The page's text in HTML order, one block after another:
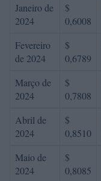
Janeiro de
2024
$
0,6008
Fevereiro
de 2024
$
0,6789
Março de
2024
$
0,7808
Abril de
2024
$
0,8510
Maio de
2024
$
0,8085